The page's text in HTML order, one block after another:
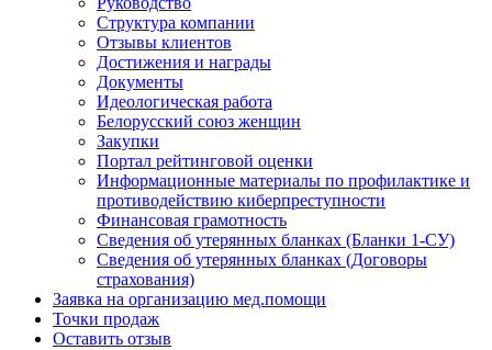
Структура компании
Отзывы клиентов
Достижения и награды
Документы
Идеологическая работа
Белорусский союз женщин
Закупки
Портал рейтинговой оценки
Информационные материалы по профилактике и
противодействию киберпреступности
Финансовая грамотность
Сведения об утерянных бланках (Бланки 1-СУ)
Сведения об утерянных бланках (Договоры
страхования)
Заявка на организацию мед.помощи
Точки продаж
Оставить отзыв